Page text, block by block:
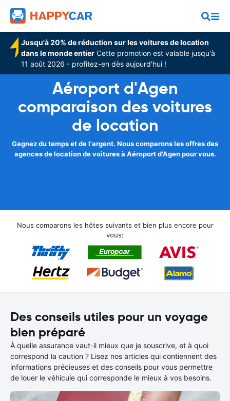
Jusqu'à 20% de réduction sur les voitures de location
dans le monde entier Cette promotion est valable jusqu'à
11 août 2026 - profitez-en dès aujourd'hui !
Aéroport d'Agen
comparaison des voitures
de location
Gagnez du temps et de l'argent. Nous comparons les offres des
agences de location de voitures à Aéroport d'Agen pour vous.
Nous comparons les hôtes suivants et bien plus encore pour
vous:
Des conseils utiles pour un voyage
bien préparé
À quelle assurance vaut-il mieux que je souscrive, et à quoi
correspond la caution ? Lisez nos articles qui contiennent des
informations précieuses et des conseils pour vous permettre
de louer le véhicule qui corresponde le mieux à vos besoins.